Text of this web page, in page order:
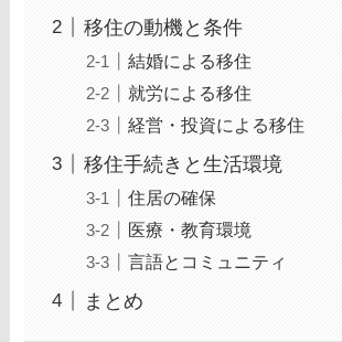
移住の動機と条件
結婚による移住
就労による移住
経営・投資による移住
移住手続きと生活環境
住居の確保
医療・教育環境
言語とコミュニティ
まとめ